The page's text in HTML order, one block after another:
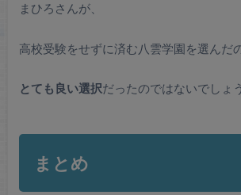
まひろさんが、
高校受験をせずに済む八雲学園を選んだ
とても良い選択だったのではないでしょ
まとめ